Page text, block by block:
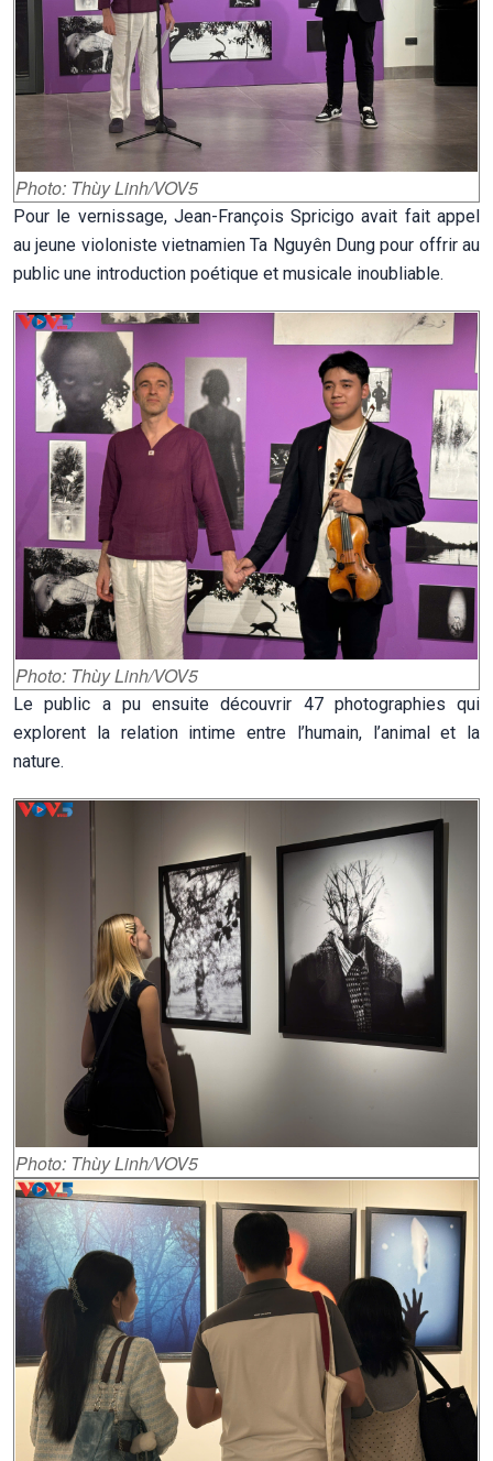
Photo: Thùy Linh/VOV5
Pour le vernissage, Jean-François Spricigo avait fait appel
au jeune violoniste vietnamien Ta Nguyên Dung pour offrir au
public une introduction poétique et musicale inoubliable.
Photo: Thùy Linh/VOV5
Le public a pu ensuite découvrir 47 photographies qui
explorent la relation intime entre l’humain, l’animal et la
nature.
Photo: Thùy Linh/VOV5